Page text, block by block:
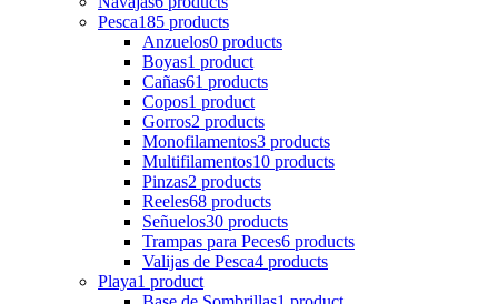
Pesca185 products
Anzuelos0 products
Boyas1 product
Cañas61 products
Copos1 product
Gorros2 products
Monofilamentos3 products
Multifilamentos10 products
Pinzas2 products
Reeles68 products
Señuelos30 products
Trampas para Peces6 products
Valijas de Pesca4 products
Playa1 product